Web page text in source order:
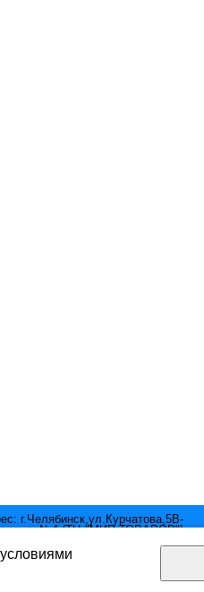
г.Челябинск,ул.Курчатова,5В-
отдел №4 (ТЦ "МИР ТОВАРОВ")
Email: mir.pool@yandex.ru